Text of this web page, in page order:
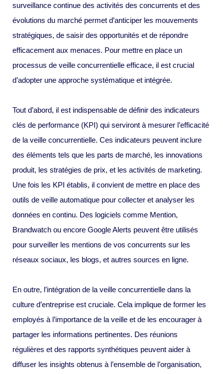
surveillance continue des activités des concurrents et des
évolutions du marché permet d’anticiper les mouvements
stratégiques, de saisir des opportunités et de répondre
efficacement aux menaces. Pour mettre en place un
processus de veille concurrentielle efficace, il est crucial
d’adopter une approche systématique et intégrée.
Tout d’abord, il est indispensable de définir des indicateurs
clés de performance (KPI) qui serviront à mesurer l’efficacité
de la veille concurrentielle. Ces indicateurs peuvent inclure
des éléments tels que les parts de marché, les innovations
produit, les stratégies de prix, et les activités de marketing.
Une fois les KPI établis, il convient de mettre en place des
outils de veille automatique pour collecter et analyser les
données en continu. Des logiciels comme Mention,
Brandwatch ou encore Google Alerts peuvent être utilisés
pour surveiller les mentions de vos concurrents sur les
réseaux sociaux, les blogs, et autres sources en ligne.
En outre, l’intégration de la veille concurrentielle dans la
culture d’entreprise est cruciale. Cela implique de former les
employés à l’importance de la veille et de les encourager à
partager les informations pertinentes. Des réunions
régulières et des rapports synthétiques peuvent aider à
diffuser les insights obtenus à l’ensemble de l’organisation,